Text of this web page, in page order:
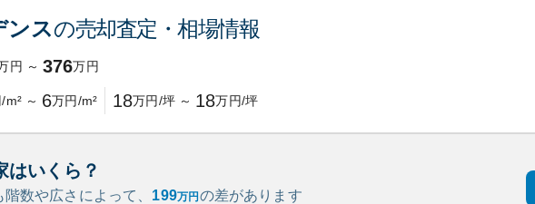
ンスの売却査定・相場情報
円 ～ 376万円
m² ～ 6万円/m² 18万円/坪 ～ 18万円/坪
はいくら？
数や広さによって、 199万円 の差があります